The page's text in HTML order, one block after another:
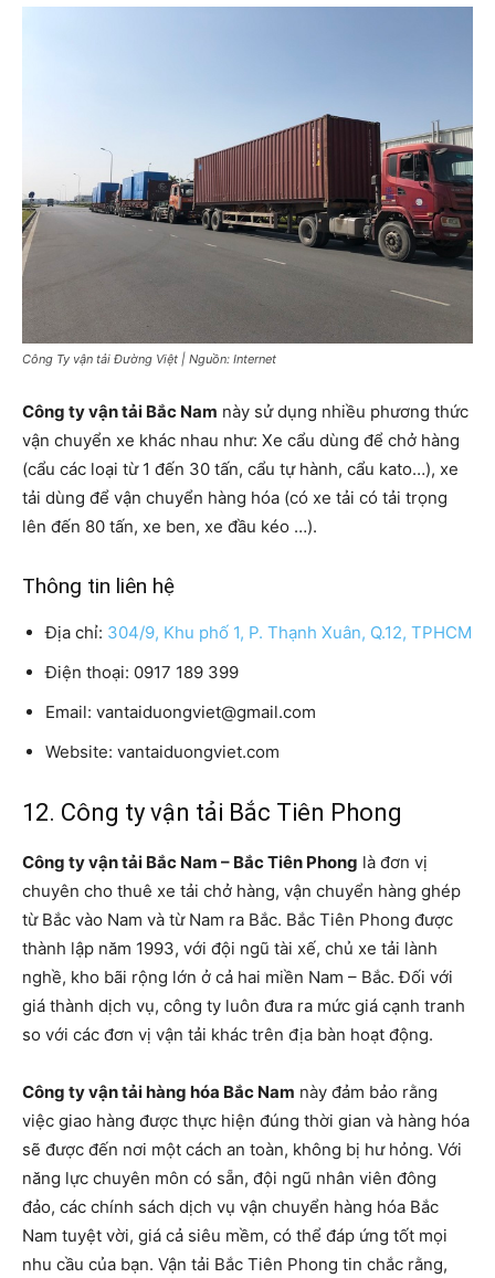
Công Ty vận tải Đường Việt | Nguồn: Internet
Công ty vận tải Bắc Nam này sử dụng nhiều phương thức
vận chuyển xe khác nhau như: Xe cẩu dùng để chở hàng
(cẩu các loại từ 1 đến 30 tấn, cẩu tự hành, cẩu kato…), xe
tải dùng để vận chuyển hàng hóa (có xe tải có tải trọng
lên đến 80 tấn, xe ben, xe đầu kéo …).
Thông tin liên hệ
Địa chỉ: 304/9, Khu phố 1, P. Thạnh Xuân, Q.12, TPHCM
Điện thoại: 0917 189 399
Email: vantaiduongviet@gmail.com
Website: vantaiduongviet.com
12. Công ty vận tải Bắc Tiên Phong
Công ty vận tải Bắc Nam – Bắc Tiên Phong là đơn vị
chuyên cho thuê xe tải chở hàng, vận chuyển hàng ghép
từ Bắc vào Nam và từ Nam ra Bắc. Bắc Tiên Phong được
thành lập năm 1993, với đội ngũ tài xế, chủ xe tải lành
nghề, kho bãi rộng lớn ở cả hai miền Nam – Bắc. Đối với
giá thành dịch vụ, công ty luôn đưa ra mức giá cạnh tranh
so với các đơn vị vận tải khác trên địa bàn hoạt động.
Công ty vận tải hàng hóa Bắc Nam này đảm bảo rằng
việc giao hàng được thực hiện đúng thời gian và hàng hóa
sẽ được đến nơi một cách an toàn, không bị hư hỏng. Với
năng lực chuyên môn có sẵn, đội ngũ nhân viên đông
đảo, các chính sách dịch vụ vận chuyển hàng hóa Bắc
Nam tuyệt vời, giá cả siêu mềm, có thể đáp ứng tốt mọi
nhu cầu của bạn. Vận tải Bắc Tiên Phong tin chắc rằng,